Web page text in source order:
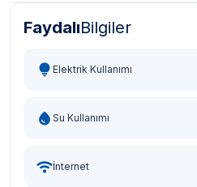
Türk Lirası - TL
FaydalıBilgiler
Elektrik Kullanımı
Su Kullanımı
İnternet